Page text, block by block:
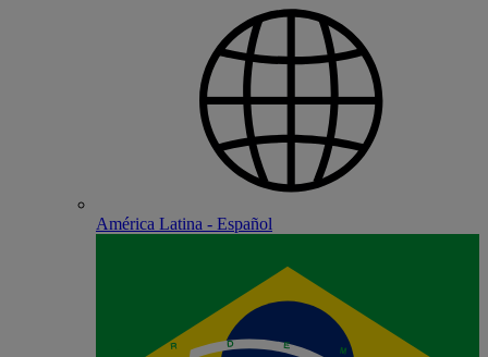
América Latina - Español